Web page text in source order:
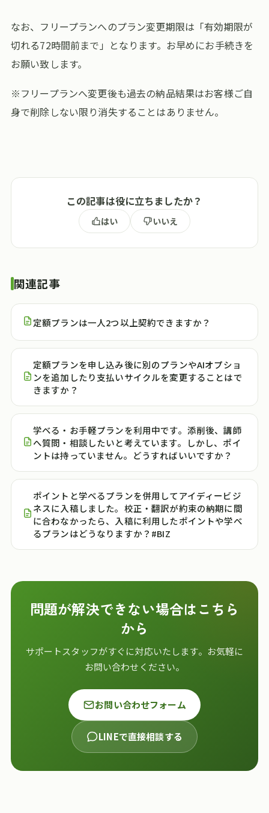
なお、フリープランへのプラン変更期限は「有効期限が
切れる72時間前まで」となります。お早めにお手続きを
お願い致します。
※フリープランへ変更後も過去の納品結果はお客様ご自
身で削除しない限り消失することはありません。
この記事は役に立ちましたか？
はい いいえ
関連記事
定額プランは一人2つ以上契約できますか？
定額プランを申し込み後に別のプランやAIオプショ
ンを追加したり支払いサイクルを変更することはで
きますか？
学べる・お手軽プランを利用中です。添削後、講師
へ質問・相談したいと考えています。しかし、ポイ
ントは持っていません。どうすればいいですか？
ポイントと学べるプランを併用してアイディービジ
ネスに入稿しました。校正・翻訳が約束の納期に間
に合わなかったら、入稿に利用したポイントや学べ
るプランはどうなりますか？#BIZ
問題が解決できない場合はこちら
から
サポートスタッフがすぐに対応いたします。お気軽に
お問い合わせください。
お問い合わせフォーム
LINEで直接相談する